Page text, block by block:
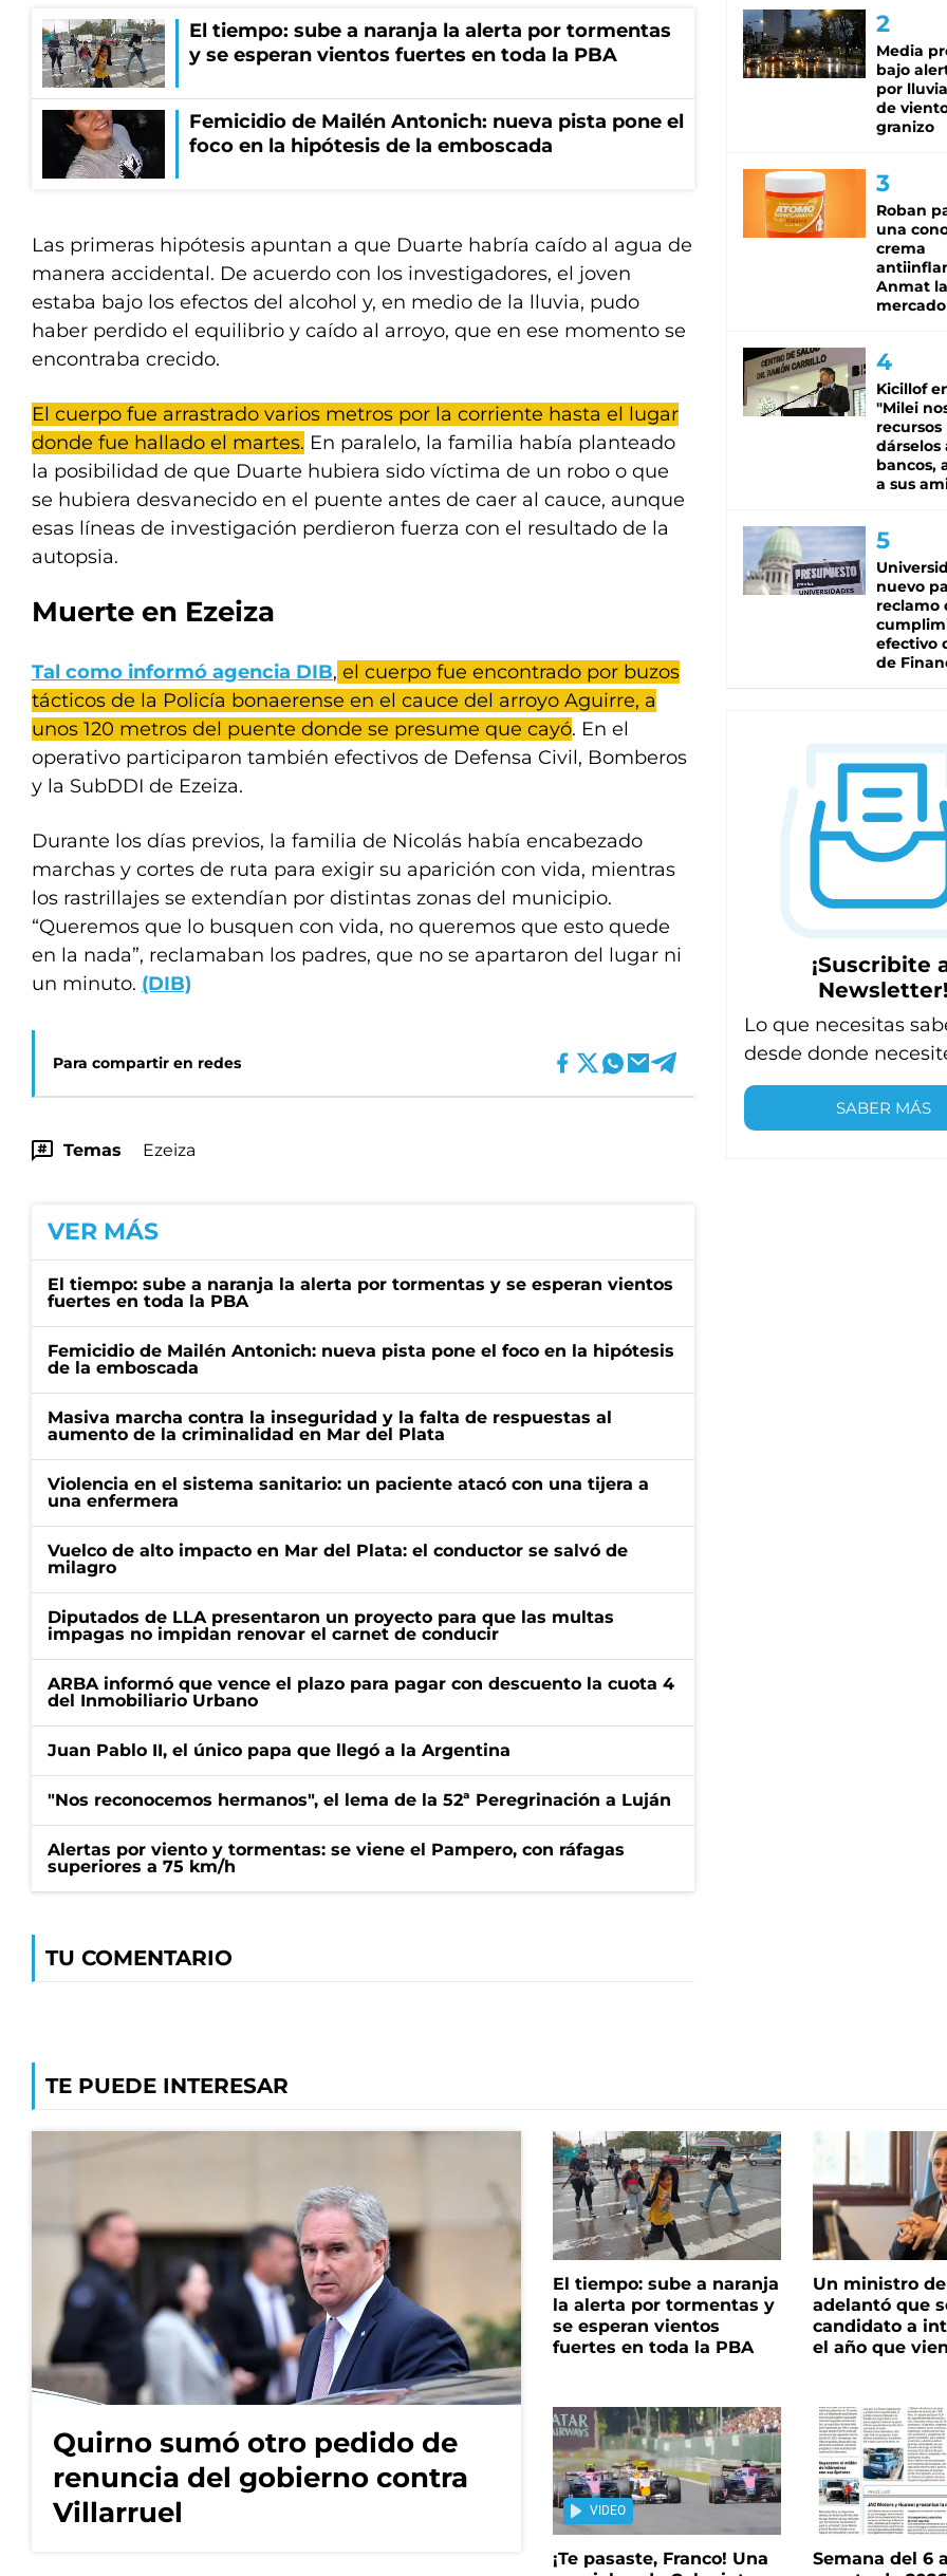
El tiempo: sube a naranja la alerta por tormentas
y se esperan vientos fuertes en toda la PBA
Femicidio de Mailén Antonich: nueva pista pone el
foco en la hipótesis de la emboscada
Las primeras hipótesis apuntan a que Duarte habría caído al agua de
manera accidental. De acuerdo con los investigadores, el joven
estaba bajo los efectos del alcohol y, en medio de la lluvia, pudo
haber perdido el equilibrio y caído al arroyo, que en ese momento se
encontraba crecido.
El cuerpo fue arrastrado varios metros por la corriente hasta el lugar
donde fue hallado el martes. En paralelo, la familia había planteado
la posibilidad de que Duarte hubiera sido víctima de un robo o que
se hubiera desvanecido en el puente antes de caer al cauce, aunque
esas líneas de investigación perdieron fuerza con el resultado de la
autopsia.
Muerte en Ezeiza
Tal como informó agencia DIB, el cuerpo fue encontrado por buzos
tácticos de la Policía bonaerense en el cauce del arroyo Aguirre, a
unos 120 metros del puente donde se presume que cayó. En el
operativo participaron también efectivos de Defensa Civil, Bomberos
y la SubDDI de Ezeiza.
Durante los días previos, la familia de Nicolás había encabezado
marchas y cortes de ruta para exigir su aparición con vida, mientras
los rastrillajes se extendían por distintas zonas del municipio.
“Queremos que lo busquen con vida, no queremos que esto quede
en la nada”, reclamaban los padres, que no se apartaron del lugar ni
un minuto. (DIB)
Para compartir en redes
Temas Ezeiza
VER MÁS
El tiempo: sube a naranja la alerta por tormentas y se esperan vientos
fuertes en toda la PBA
Femicidio de Mailén Antonich: nueva pista pone el foco en la hipótesis
de la emboscada
Masiva marcha contra la inseguridad y la falta de respuestas al
aumento de la criminalidad en Mar del Plata
Violencia en el sistema sanitario: un paciente atacó con una tijera a
una enfermera
Vuelco de alto impacto en Mar del Plata: el conductor se salvó de
milagro
Diputados de LLA presentaron un proyecto para que las multas
impagas no impidan renovar el carnet de conducir
ARBA informó que vence el plazo para pagar con descuento la cuota 4
del Inmobiliario Urbano
Juan Pablo II, el único papa que llegó a la Argentina
"Nos reconocemos hermanos", el lema de la 52ª Peregrinación a Luján
Alertas por viento y tormentas: se viene el Pampero, con ráfagas
superiores a 75 km/h
TU COMENTARIO
Media
bajo
por
de
granizo
Roban
una
crema
Anmat
mercado
Kicillof
"Milei
recursos
dárselos
bancos,
a sus
nuevo
reclamo
efectivo
de
¡Suscribite
Newsletter!
Lo que necesitas
desde donde
SABER MÁS
TE PUEDE INTERESAR
Quirno sumó otro pedido de
renuncia del gobierno contra
Villarruel
El tiempo: sube a naranja
la alerta por tormentas y
se esperan vientos
fuertes en toda la PBA
Un ministro
adelantó que
candidato a
el año que
VIDEO
¡Te pasaste, Franco! Una
Semana del 6